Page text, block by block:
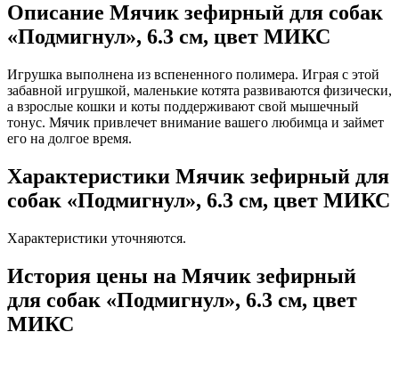
Описание Мячик зефирный для собак
«Подмигнул», 6.3 см, цвет МИКС
Игрушка выполнена из вспененного полимера. Играя с этой
забавной игрушкой, маленькие котята развиваются физически,
а взрослые кошки и коты поддерживают свой мышечный
тонус. Мячик привлечет внимание вашего любимца и займет
его на долгое время.
Характеристики Мячик зефирный для
собак «Подмигнул», 6.3 см, цвет МИКС
Характеристики уточняются.
История цены на Мячик зефирный
для собак «Подмигнул», 6.3 см, цвет
МИКС